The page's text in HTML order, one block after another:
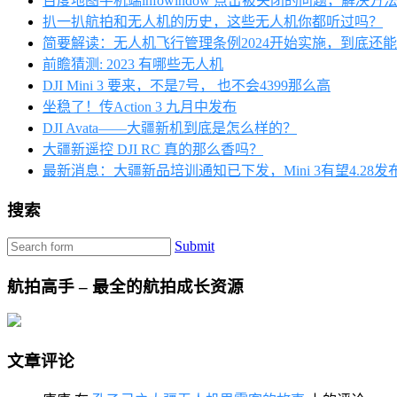
扒一扒航拍和无人机的历史，这些无人机你都听过吗？
简要解读：无人机飞行管理条例2024开始实施，到底还
前瞻猜测: 2023 有哪些无人机
DJI Mini 3 要来，不是7号， 也不会4399那么高
坐稳了！传Action 3 九月中发布
DJI Avata——大疆新机到底是怎么样的？
大疆新遥控 DJI RC 真的那么香吗？
最新消息：大疆新品培训通知已下发，Mini 3有望4.28发
搜索
Submit
航拍高手 – 最全的航拍成长资源
文章评论